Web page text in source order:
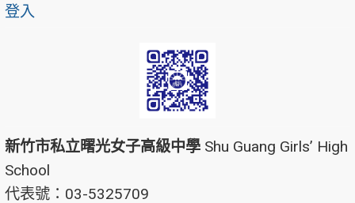
登入
新竹市私立曙光女子高級中學 Shu Guang Girls’ High
School
代表號：03-5325709